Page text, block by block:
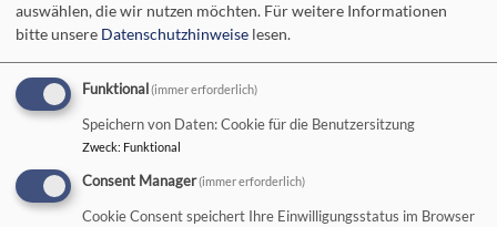
Wir im Evangelisch-Lutherischen
Dekanatsbezirk Bad Neustadt an der
Hauptnavigation
auswählen, die wir nutzen möchten. Für weitere Informationen
bitte unsere Datenschutzhinweise lesen.
Funktional (immer erforderlich)
Speichern von Daten: Cookie für die Benutzersitzung
Zweck: Funktional
Consent Manager(immer erforderlich)
Cookie Consent speichert Ihre Einwilligungsstatus im Browser